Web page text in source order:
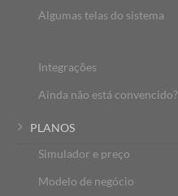
Algumas telas do sistema
Integrações
Ainda não está convencido?
PLANOS
Simulador e preço
Modelo de negócio